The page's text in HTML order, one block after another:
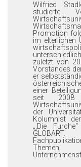
Wilfried
studierte
Promotion
im elterlichen
zuletzt von
Vorstandes
er
einer
seit 2008
der
Kolumnist
„,Die
Themen,